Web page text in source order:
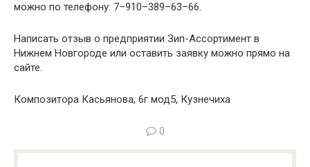
можно по телефону: 7–910–389–63–66.
Написать отзыв о предприятии Зип-Ассортимент в
Нижнем Новгороде или оставить заявку можно прямо на
сайте.
Композитора Касьянова, 6г мод5, Кузнечиха
0